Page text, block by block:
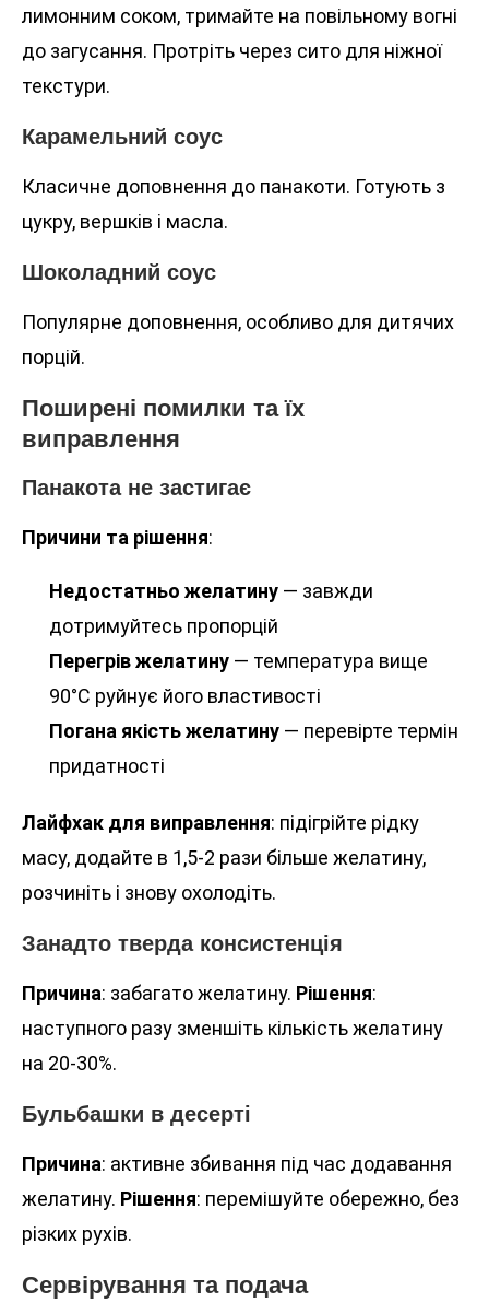
лимонним соком, тримайте на повільному вогні
до загусання. Протріть через сито для ніжної
текстури.
Карамельний соус
Класичне доповнення до панакоти. Готують з
цукру, вершків і масла.
Шоколадний соус
Популярне доповнення, особливо для дитячих
порцій.
Поширені помилки та їх
виправлення
Панакота не застигає
Причини та рішення:
Недостатньо желатину — завжди
дотримуйтесь пропорцій
Перегрів желатину — температура вище
90°C руйнує його властивості
Погана якість желатину — перевірте термін
придатності
Лайфхак для виправлення: підігрійте рідку
масу, додайте в 1,5-2 рази більше желатину,
розчиніть і знову охолодіть.
Занадто тверда консистенція
Причина: забагато желатину. Рішення:
наступного разу зменшіть кількість желатину
на 20-30%.
Бульбашки в десерті
Причина: активне збивання під час додавання
желатину. Рішення: перемішуйте обережно, без
різких рухів.
Сервірування та подача